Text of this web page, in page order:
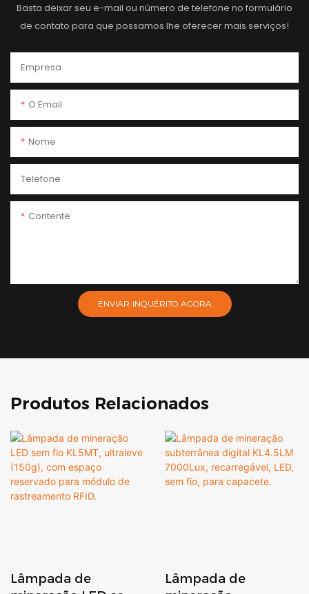
Basta deixar seu e-mail ou número de telefone no formulário
de contato para que possamos lhe oferecer mais serviços!
Empresa
O Email
Nome
Telefone
Contente
ENVIAR INQUÉRITO AGORA
Produtos Relacionados
Lâmpada de
Lâmpada de